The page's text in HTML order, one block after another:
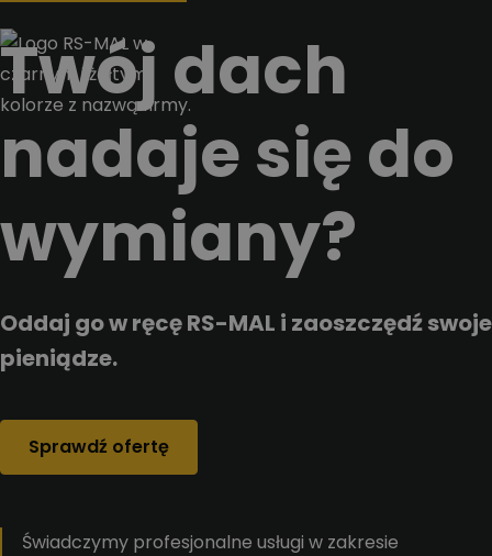
Twój dach
nadaje się do
wymiany?
Oddaj go w ręcę RS-MAL i zaoszczędź swoje
pieniądze.
Sprawdź ofertę
Świadczymy profesjonalne usługi w zakresie